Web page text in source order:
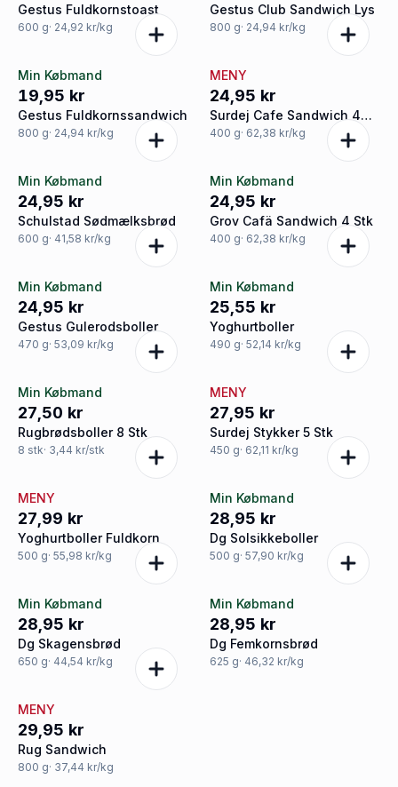
Gestus Fuldkornstoast
600 g· 24,92 kr/kg
Gestus Club Sandwich Lys
800 g· 24,94 kr/kg
Min Købmand
19,95 kr
Gestus Fuldkornssandwich
800 g· 24,94 kr/kg
MENY
24,95 kr
Surdej Cafe Sandwich 4
Stk
400 g· 62,38 kr/kg
Min Købmand
24,95 kr
Schulstad Sødmælksbrød
600 g· 41,58 kr/kg
Min Købmand
24,95 kr
Grov Cafä Sandwich 4 Stk
400 g· 62,38 kr/kg
Min Købmand
24,95 kr
Gestus Gulerodsboller
470 g· 53,09 kr/kg
Min Købmand
25,55 kr
Yoghurtboller
490 g· 52,14 kr/kg
Min Købmand
27,50 kr
Rugbrødsboller 8 Stk
8 stk· 3,44 kr/stk
MENY
27,95 kr
Surdej Stykker 5 Stk
450 g· 62,11 kr/kg
MENY
27,99 kr
Yoghurtboller Fuldkorn
500 g· 55,98 kr/kg
Min Købmand
28,95 kr
Dg Solsikkeboller
500 g· 57,90 kr/kg
Min Købmand
28,95 kr
Dg Skagensbrød
650 g· 44,54 kr/kg
Min Købmand
28,95 kr
Dg Femkornsbrød
625 g· 46,32 kr/kg
MENY
29,95 kr
Rug Sandwich
800 g· 37,44 kr/kg